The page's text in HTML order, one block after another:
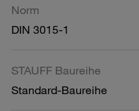
Norm
DIN 3015-1
STAUFF Baureihe
Standard-Baureihe